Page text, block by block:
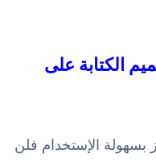
الكتابة على
بسهولة الإستخدام فلن